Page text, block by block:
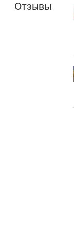
Отзывы